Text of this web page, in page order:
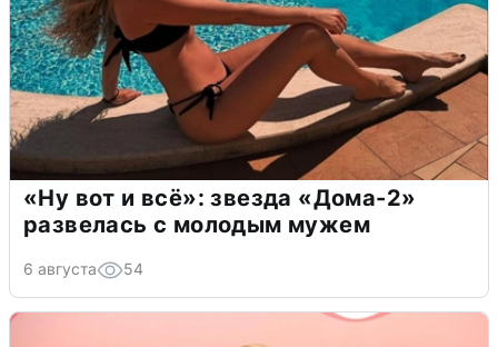
«Ну вот и всё»: звезда «Дома-2»
развелась с молодым мужем
6 августа 54